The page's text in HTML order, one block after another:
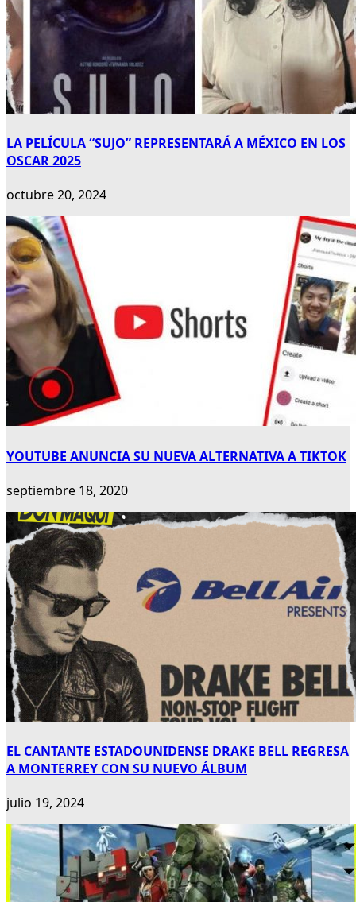
LA PELÍCULA “SUJO” REPRESENTARÁ A MÉXICO EN LOS
OSCAR 2025
octubre 20, 2024
YOUTUBE ANUNCIA SU NUEVA ALTERNATIVA A TIKTOK
septiembre 18, 2020
EL CANTANTE ESTADOUNIDENSE DRAKE BELL REGRESA
A MONTERREY CON SU NUEVO ÁLBUM
julio 19, 2024